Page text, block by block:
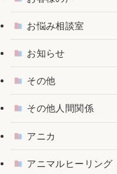
お悩み相談室
お知らせ
その他
その他人間関係
アニカ
アニマルヒーリング